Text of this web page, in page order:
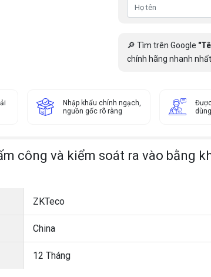
k
i
s
🔎 Tìm trên Google
chính hãng nhanh
Nhập khẩu chính ngạch,
nguồn gốc rõ ràng
công và kiểm soát ra vào bằng
ZKTeco
China
12 Tháng